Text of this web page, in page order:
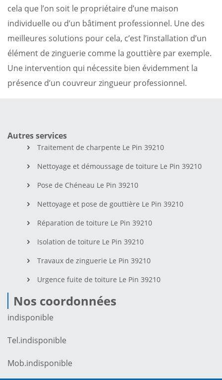
cela que l’on soit le propriétaire d’une maison
individuelle ou d’un bâtiment professionnel. Une des
meilleures solutions pour cela, c’est l’installation d’un
élément de zinguerie comme la gouttière par exemple.
Une intervention qui nécessite bien évidemment la
présence d’un couvreur zingueur professionnel.
Autres services
Traitement de charpente Le Pin 39210
Nettoyage et démoussage de toiture Le Pin 39210
Pose de Chéneau Le Pin 39210
Nettoyage et pose de gouttière Le Pin 39210
Réparation de toiture Le Pin 39210
Isolation de toiture Le Pin 39210
Travaux de zinguerie Le Pin 39210
Urgence fuite de toiture Le Pin 39210
Nos coordonnées
indisponible
Tel.indisponible
Mob.indisponible